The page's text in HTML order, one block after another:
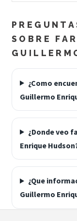
SOBRE
¿Como
Guillermo
¿Donde veo
Enrique
¿Que
Guillermo